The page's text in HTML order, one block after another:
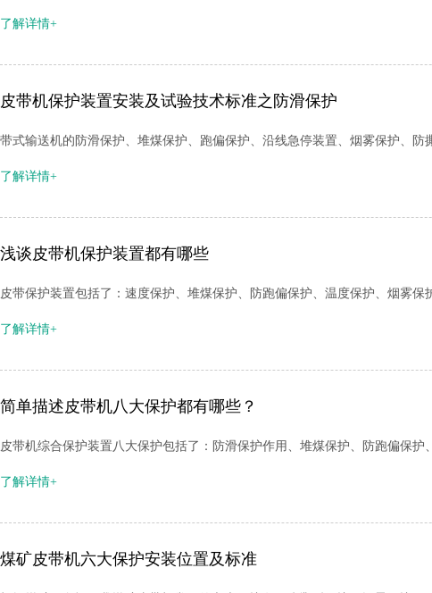
了解详情+
皮带机保护装置安装及试验技术标准之防滑保护
带式输送机的防滑保护、堆煤保护、跑偏保护、沿线急停装置、烟雾保护、
了解详情+
浅谈皮带机保护装置都有哪些
皮带保护装置包括了：速度保护、堆煤保护、防跑偏保护、温度保护、烟雾保
了解详情+
简单描述皮带机八大保护都有哪些？
皮带机综合保护装置八大保护包括了：防滑保护作用、堆煤保护、防跑偏保
了解详情+
煤矿皮带机六大保护安装位置及标准